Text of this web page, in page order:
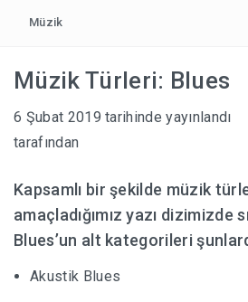
MIMARI
HABERLER
Müzik
Müzik Türleri: Blues
6 Şubat 2019 tarihinde yayınlandı
tarafından
Kapsamlı bir şekilde müzik
amaçladığımız yazı dizimizde
Blues’un alt kategorileri
Akustik Blues